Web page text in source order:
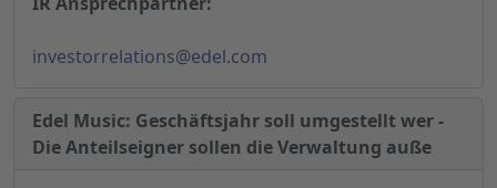
investorrelations@edel.com
Edel Music: Geschäftsjahr soll umgestellt wer -
Die Anteilseigner sollen die Verwaltung auße